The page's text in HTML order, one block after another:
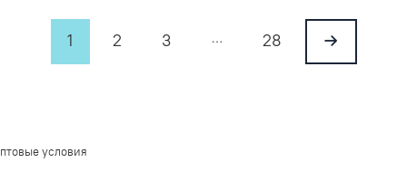
1 2 3 … 28
условия